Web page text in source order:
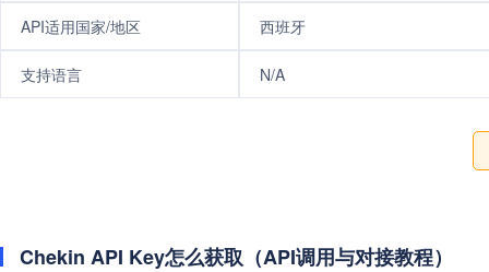
API适用国家/地区 西班牙
支持语言 N/A
Chekin API Key怎么获取（API调用与对接教程）